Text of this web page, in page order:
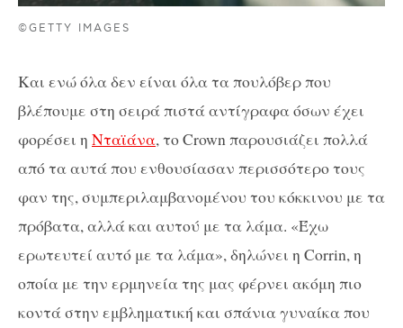
©GETTY IMAGES
Και ενώ όλα δεν είναι όλα τα πουλόβερ που
βλέπουμε στη σειρά πιστά αντίγραφα όσων έχει
φορέσει η Νταϊάνα, το Crown παρουσιάζει πολλά
από τα αυτά που ενθουσίασαν περισσότερο τους
φαν της, συμπεριλαμβανομένου του κόκκινου με τα
πρόβατα, αλλά και αυτού με τα λάμα. «Έχω
ερωτευτεί αυτό με τα λάμα», δηλώνει η Corrin, η
οποία με την ερμηνεία της μας φέρνει ακόμη πιο
κοντά στην εμβληματική και σπάνια γυναίκα που